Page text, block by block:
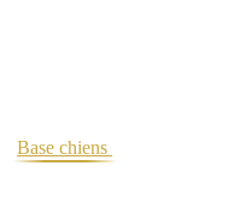
Base chiens